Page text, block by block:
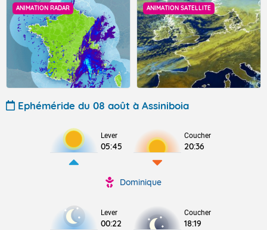
ANIMATION RADAR ANIMATION SATELLITE
Ephéméride du 08 août à Assiniboia
Lever
05:45
Coucher
20:36
Dominique
Lever
00:22
Coucher
18:19